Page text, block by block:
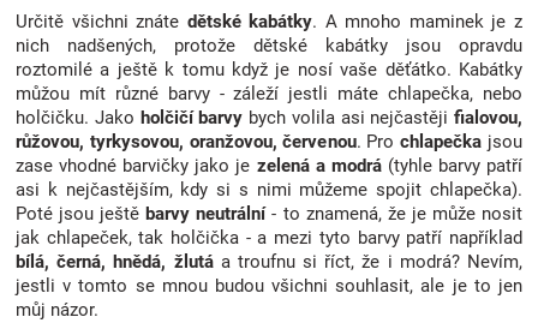
Přihlášení
d
a
c
í
p
r
v
k
y
v
ý
p
i
Určitě všichni znáte dětské kabátky. A mnoho maminek je z
nich nadšených, protože dětské kabátky jsou opravdu
roztomilé a ještě k tomu když je nosí vaše děťátko. Kabátky
můžou mít různé barvy - záleží jestli máte chlapečka, nebo
holčičku. Jako holčičí barvy bych volila asi nejčastěji fialovou,
růžovou, tyrkysovou, oranžovou, červenou. Prochlapečka jsou
zase vhodné barvičky jako je zelená a modrá(tyhle barvy patří
asi k nejčastějším, kdy si s nimi můžeme spojit chlapečka).
Poté jsou ještěbarvy neutrální- to znamená, že je může nosit
jak chlapeček, tak holčička - a mezi tyto barvy patří například
bílá, černá, hnědá, žlutáa troufnu si říct, že i modrá? Nevím,
jestli v tomto se mnou budou všichni souhlasit, ale je to jen
můj názor.